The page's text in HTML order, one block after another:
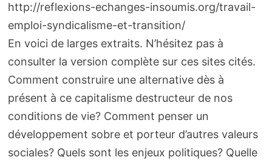
http://reflexions-echanges-insoumis.org/travail-
emploi-syndicalisme-et-transition/
En voici de larges extraits. N’hésitez pas à
consulter la version complète sur ces sites cités.
Comment construire une alternative dès à
présent à ce capitalisme destructeur de nos
conditions de vie? Comment penser un
développement sobre et porteur d’autres valeurs
sociales? Quels sont les enjeux politiques? Quelle